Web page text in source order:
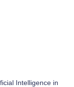
Intelligence in